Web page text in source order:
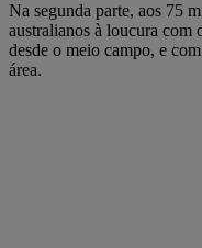
Na segunda parte, aos 75
australianos à loucura
desde o meio campo, e
área.